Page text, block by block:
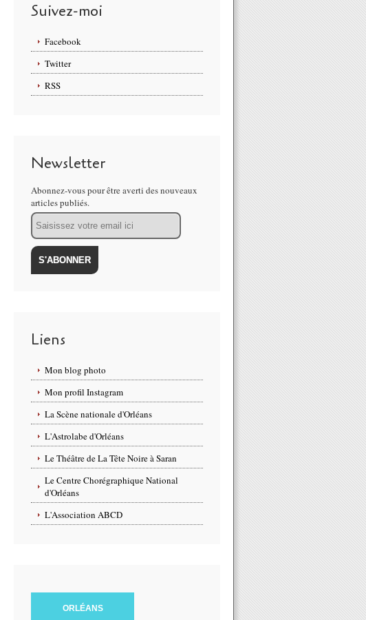
Suivez-moi
Facebook
Twitter
RSS
Newsletter
Abonnez-vous pour être averti des nouveaux
articles publiés.
Email
Liens
Mon blog photo
Mon profil Instagram
La Scène nationale d'Orléans
L'Astrolabe d'Orléans
Le Théâtre de La Tête Noire à Saran
Le Centre Chorégraphique National
d'Orléans
L'Association ABCD